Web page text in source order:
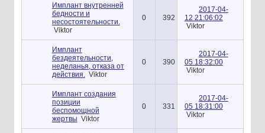
Имплант внутренней
бедности и
несостоятельности.
Viktor
0 392
2017-04-
12 21:06:02
Viktor
Имплант
бездеятельности,
неделанья, отказа от
действия.
Viktor
0 390
2017-04-
05 18:32:00
Viktor
Имплант создания
позиции
беспомощной
жертвы Viktor
0 331
2017-04-
05 18:31:00
Viktor